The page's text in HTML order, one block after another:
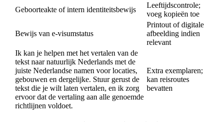
Geboorteakte of intern identiteitsbewijs
Leeftijdscontrole;
voeg kopieën toe
Bewijs van e-visumstatus
Printout of digitale
afbeelding indien
relevant
Ik kan je helpen met het vertalen van de
tekst naar natuurlijk Nederlands met de
juiste Nederlandse namen voor locaties,
gebouwen en dergelijke. Stuur gerust de
tekst die je wilt laten vertalen, en ik zorg
ervoor dat de vertaling aan alle genoemde
richtlijnen voldoet.
Extra exemplaren;
kan reisroutes
bevatten